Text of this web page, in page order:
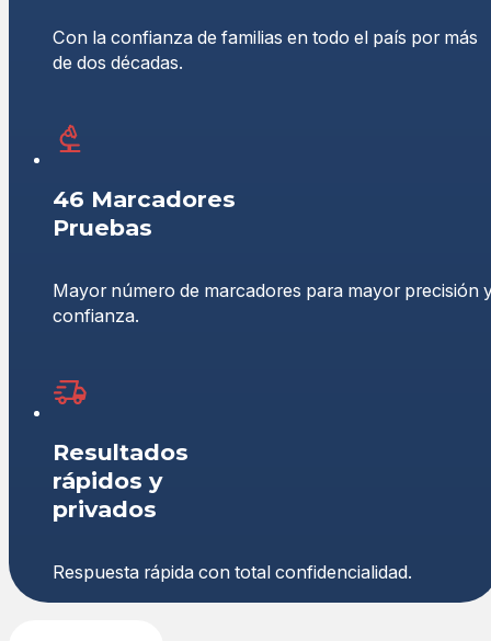
Con la confianza de familias en todo el país por más
de dos décadas.
46 Marcadores
Pruebas
Mayor número de marcadores para mayor precisión
confianza.
Resultados
rápidos y
privados
Respuesta rápida con total confidencialidad.